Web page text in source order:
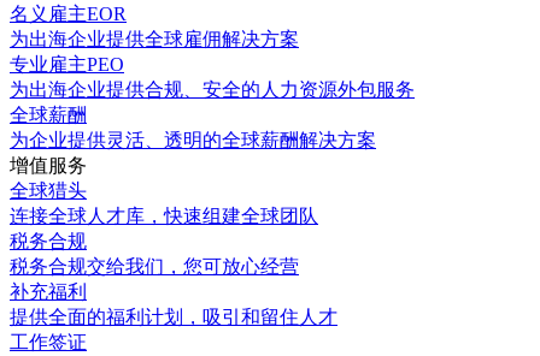
名义雇主EOR
为出海企业提供全球雇佣解决方案
专业雇主PEO
为出海企业提供合规、安全的人力资源外包服务
全球薪酬
为企业提供灵活、透明的全球薪酬解决方案
增值服务
全球猎头
连接全球人才库，快速组建全球团队
税务合规
税务合规交给我们，您可放心经营
补充福利
提供全面的福利计划，吸引和留住人才
工作签证